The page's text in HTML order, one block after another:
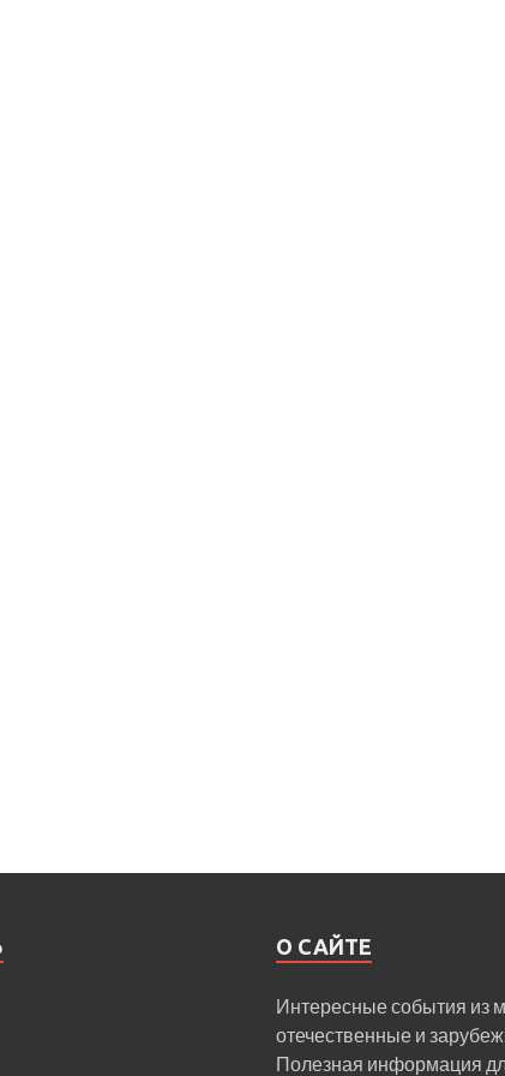
О САЙТЕ
Интересные события из
отечественные и
Полезная информация